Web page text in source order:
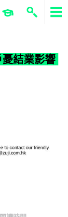
結業影響行程
ERP 與商業 AI
結業影響